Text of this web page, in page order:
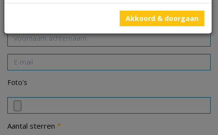
Foto's
Aantal sterren *
Akkoord & doorgaan